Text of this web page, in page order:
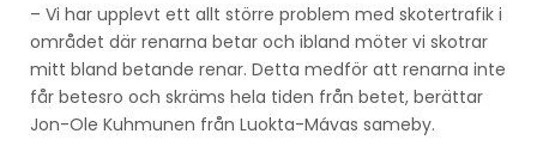
– Vi har upplevt ett allt större problem med skotertrafik i
området där renarna betar och ibland möter vi skotrar
mitt bland betande renar. Detta medför att renarna inte
får betesro och skräms hela tiden från betet, berättar
Jon-Ole Kuhmunen från Luokta-Mávas sameby.